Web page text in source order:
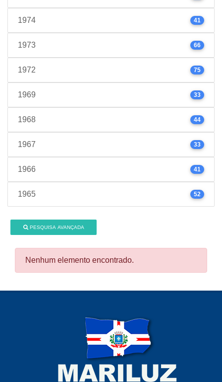
1974 41
1973 66
1972 75
1969 33
1968 44
1967 33
1966 41
1965 52
PESQUISA AVANÇADA
Nenhum elemento encontrado.